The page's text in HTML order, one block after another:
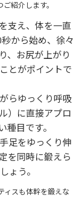
紹介します。
支え、体を一直
から始め、徐々
、お尻が上がり
とがポイントで
らゆっくり呼吸
）に直接アプロ
種目です。
足をゆっくり伸
を同時に鍛えら
ょう。
ィスも体幹を鍛えな